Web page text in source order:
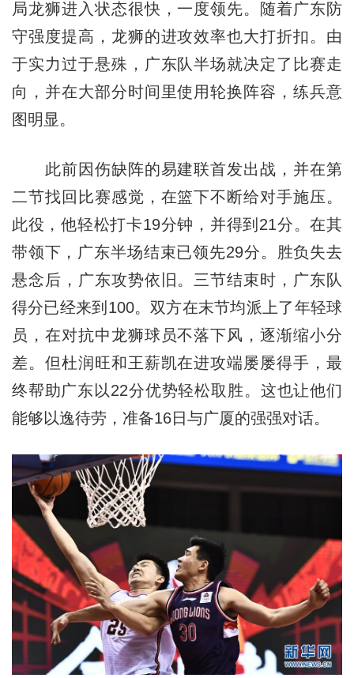
局龙狮进入状态很快，一度领先。随着广东防
守强度提高，龙狮的进攻效率也大打折扣。由
于实力过于悬殊，广东队半场就决定了比赛走
向，并在大部分时间里使用轮换阵容，练兵意
图明显。
此前因伤缺阵的易建联首发出战，并在第
二节找回比赛感觉，在篮下不断给对手施压。
此役，他轻松打卡19分钟，并得到21分。在其
带领下，广东半场结束已领先29分。胜负失去
悬念后，广东攻势依旧。三节结束时，广东队
得分已经来到100。双方在末节均派上了年轻球
员，在对抗中龙狮球员不落下风，逐渐缩小分
差。但杜润旺和王薪凯在进攻端屡屡得手，最
终帮助广东以22分优势轻松取胜。这也让他们
能够以逸待劳，准备16日与广厦的强强对话。